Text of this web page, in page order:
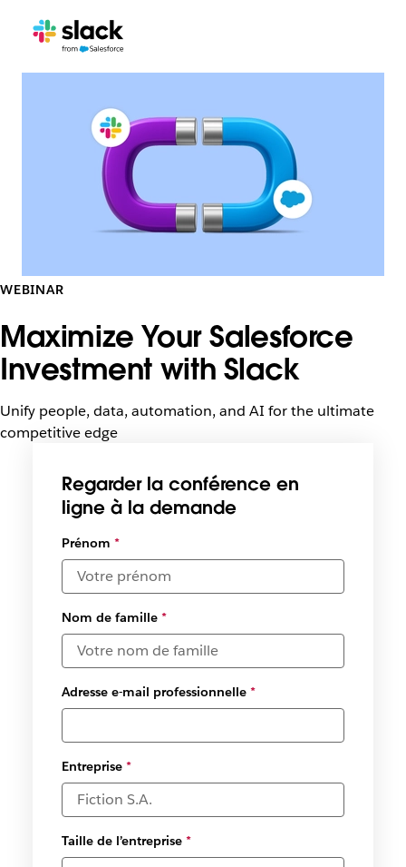
WEBINAR
Maximize Your Salesforce
Investment with Slack
Unify people, data, automation, and AI for the ultimate
competitive edge
Regarder la conférence en
ligne à la demande
Sélectionner
des dates et
des fuseaux
horaires
disponibles
*
Prénom *
Nom de famille*
Adresse e-mail professionnelle*
Entreprise*
Taille de l’entreprise*